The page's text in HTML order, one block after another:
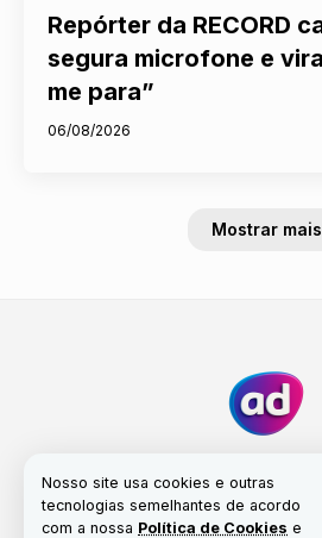
Nosso site usa cookies e outras
tecnologias semelhantes de acordo
com a nossa Política de Cookies e
Repórter da RECORD
segura microfone e
me para”
06/08/2026
Mostrar mais